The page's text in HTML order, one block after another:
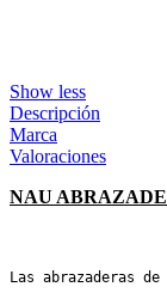
Show less
Descripción
Marca
Valoraciones
NAU
Las abrazaderas